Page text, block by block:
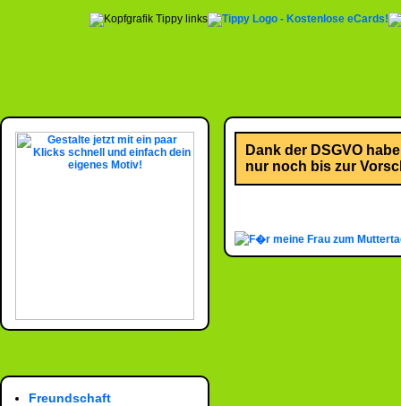
Freundschaft
Dank der DSGVO
nur noch bis zur